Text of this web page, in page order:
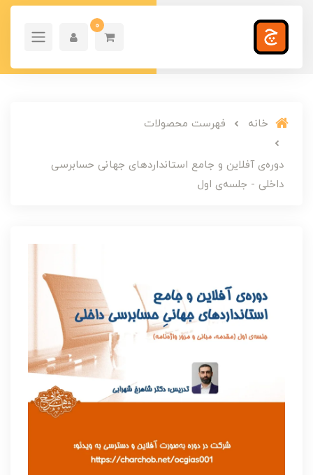
0
خانه فهرست محصولات
دوره‌ی آفلاین و جامع استانداردهای جهانی حسابرسی
داخلی - جلسه‌ی اول